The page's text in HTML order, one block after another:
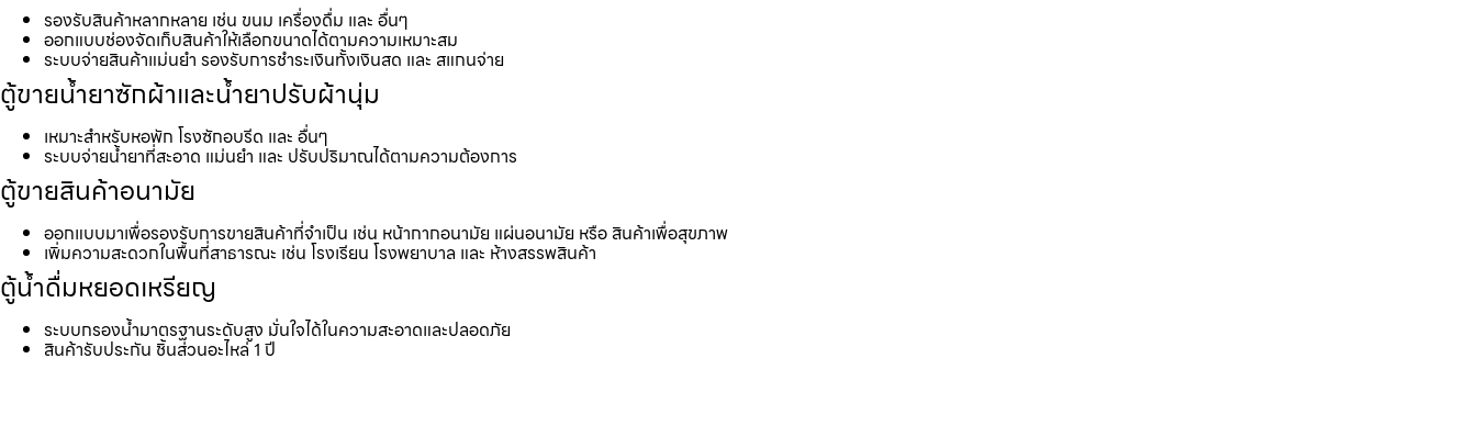
รองรับสินค้าหลากหลาย เช่น ขนม เครื่องดื่ม และ อื่นๆ
ออกแบบช่องจัดเก็บสินค้าให้เลือกขนาดได้ตามความเหมาะสม
ระบบจ่ายสินค้าแม่นยำ รองรับการชำระเงินทั้งเงินสด และ สแกนจ่าย
ตู้ขายน้ำยาซักผ้าและน้ำยาปรับผ้านุ่ม
เหมาะสำหรับหอพัก โรงซักอบรีด และ อื่นๆ
ระบบจ่ายน้ำยาที่สะอาด แม่นยำ และ ปรับปริมาณได้ตามความต้องการ
ตู้ขายสินค้าอนามัย
ออกแบบมาเพื่อรองรับการขายสินค้าที่จำเป็น เช่น หน้ากากอนามัย แผ่นอนามัย หรือ สินค้าเพื่อสุขภาพ
เพิ่มความสะดวกในพื้นที่สาธารณะ เช่น โรงเรียน โรงพยาบาล และ ห้างสรรพสินค้า
ตู้น้ำดื่มหยอดเหรียญ
ระบบกรองน้ำมาตรฐานระดับสูง มั่นใจได้ในความสะอาดและปลอดภัย
สินค้ารับประกัน ชิ้นส่วนอะไหล่ 1 ปี